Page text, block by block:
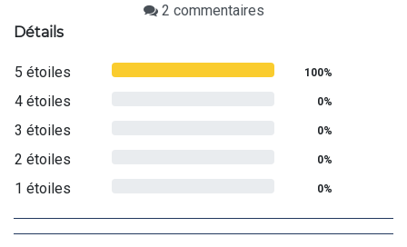
2 commentaires
Détails
5 étoiles 100%
4 étoiles 0%
3 étoiles 0%
2 étoiles 0%
1 étoiles 0%